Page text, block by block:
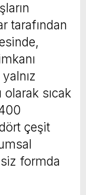
tarafından
sıcak
çeşit
formda